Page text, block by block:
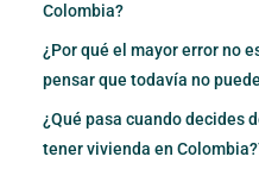
Colombia?
¿Por qué el mayor error no
pensar que todavía no
¿Qué pasa cuando decides
tener vivienda en